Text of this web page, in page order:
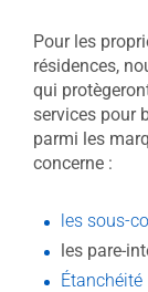
Pour les
résidences,
qui
services pour
parmi les
concerne :
les sous-
les pare-
Étanchéité